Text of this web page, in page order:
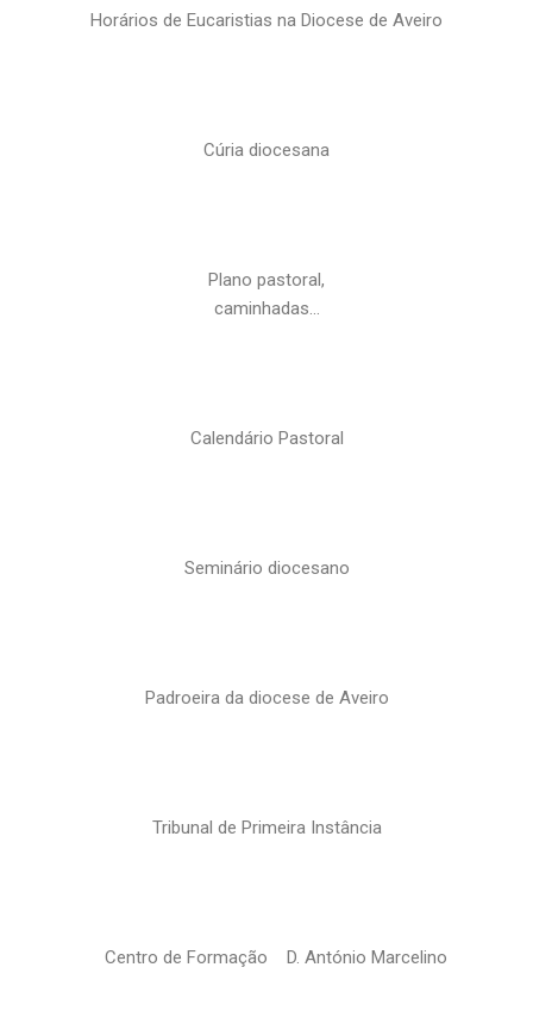
Horários de Eucaristias na Diocese de Aveiro
Cúria diocesana
Plano pastoral,
caminhadas…
Calendário Pastoral
Seminário diocesano
Padroeira da diocese de Aveiro
Tribunal de Primeira Instância
Centro de Formação D. António Marcelino